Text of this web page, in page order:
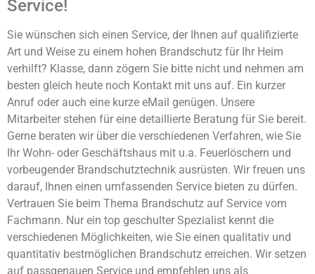
Service!
Sie wünschen sich einen Service, der Ihnen auf qualifizierte
Art und Weise zu einem hohen Brandschutz für Ihr Heim
verhilft? Klasse, dann zögern Sie bitte nicht und nehmen am
besten gleich heute noch Kontakt mit uns auf. Ein kurzer
Anruf oder auch eine kurze eMail genügen. Unsere
Mitarbeiter stehen für eine detaillierte Beratung für Sie bereit.
Gerne beraten wir über die verschiedenen Verfahren, wie Sie
Ihr Wohn- oder Geschäftshaus mit u.a. Feuerlöschern und
vorbeugender Brandschutztechnik ausrüsten. Wir freuen uns
darauf, Ihnen einen umfassenden Service bieten zu dürfen.
Vertrauen Sie beim Thema Brandschutz auf Service vom
Fachmann. Nur ein top geschulter Spezialist kennt die
verschiedenen Möglichkeiten, wie Sie einen qualitativ und
quantitativ bestmöglichen Brandschutz erreichen. Wir setzen
auf passgenauen Service und empfehlen uns als